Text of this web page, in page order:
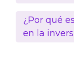
¿Por qué
en la